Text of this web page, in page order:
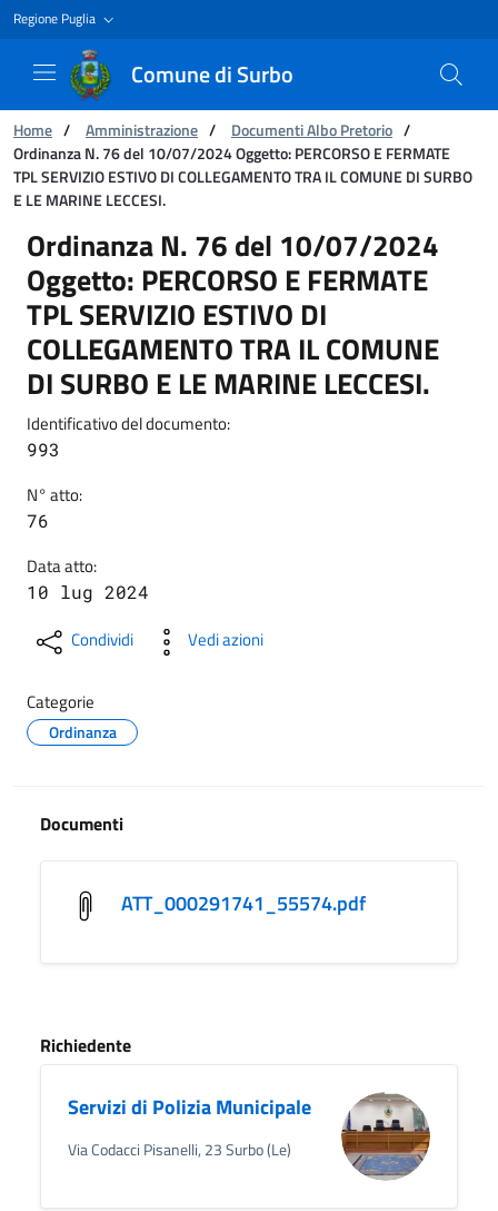
Regione Puglia
Comune di Surbo
Ti trovi in:
Home / Amministrazione / Documenti Albo Pretorio /
Ordinanza N. 76 del 10/07/2024 Oggetto: PERCORSO E FERMATE
TPL SERVIZIO ESTIVO DI COLLEGAMENTO TRA IL COMUNE DI SURBO
E LE MARINE LECCESI.
Ordinanza N. 76 del 10/07/2024 Oggetto:
Ordinanza N. 76 del 10/07/2024
Oggetto: PERCORSO E FERMATE
TPL SERVIZIO ESTIVO DI
COLLEGAMENTO TRA IL COMUNE
DI SURBO E LE MARINE LECCESI.
Identificativo del documento:
993
N° atto:
76
Data atto:
10 lug 2024
Condividi Vedi azioni
Categorie
Ordinanza
Documenti
ATT_000291741_55574.pdf
Richiedente
Servizi di Polizia Municipale
Via Codacci Pisanelli, 23 Surbo (Le)